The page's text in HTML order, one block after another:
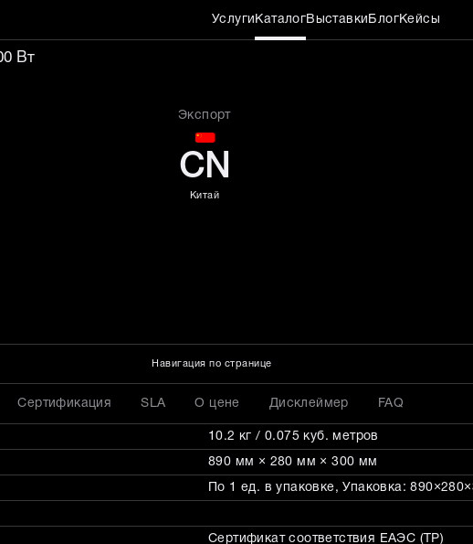
Услуги КаталогВыставки БлогКейсы
для распаривания 1300
Вт
Экспорт
CN
Китай
Навигация по странице
Сертификация SLA О цене Дисклеймер FAQ
10.2 кг / 0.075 куб. метров
890 мм × 280 мм × 300 мм
По 1 ед. в упаковке, Упаковка:
Сертификат соответствия ЕАЭС (ТР)